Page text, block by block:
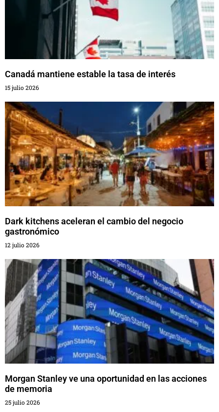
Canadá mantiene estable la tasa de interés
15 julio 2026
Dark kitchens aceleran el cambio del negocio
gastronómico
12 julio 2026
Morgan Stanley ve una oportunidad en las acciones
de memoria
25 julio 2026